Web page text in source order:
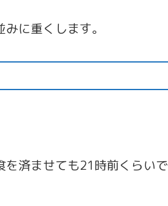
に重くします。
済ませても21時前くらいで